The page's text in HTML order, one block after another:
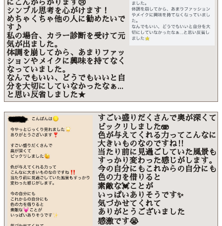
にこんがらがります😢
シンプル思考を心がけます！
めちゃくちゃ他の人に勧めたいで
す♪
私の場合、カラー診断を受けて元
気が出ました。
体調を崩してから、あまりファッ
ションやメイクに興味を持てなく
なっていました。
なんでもいい、どうでもいいと自
分を大切にしていなかったなぁ...
と思い反省しました★
すごい盛りだくさんで奥が深くて
ビックリしました🫨
色が与えてくれる力ってこんなに
大きいものなのですね‼️
当たり前に見過ごしていた風景も
すっかり変わった感じがします。
今の自分にもこれからの自分にも
色の力を借りると
素敵な💓ことが
いっぱいありそうです✨
気づかせてくれて
ありがとうございました
感激です😭